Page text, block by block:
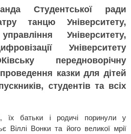
Студентської ради
танцю Університету,
Університету,
Університету
передноворічну
казки для дітей
студентів та всіх
їх батьки і родичі поринули у
Віллі Вонки та його великої мрії